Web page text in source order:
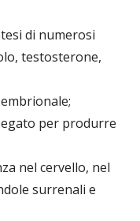
di numerosi
testosterone,
per produrre
nel cervello, nel
surrenali e